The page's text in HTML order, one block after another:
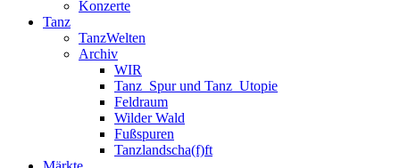
Konzerte
Tanz
TanzWelten
Archiv
WIR
Tanz_Spur und Tanz_Utopie
Feldraum
Wilder Wald
Fußspuren
Tanzlandscha(f)ft